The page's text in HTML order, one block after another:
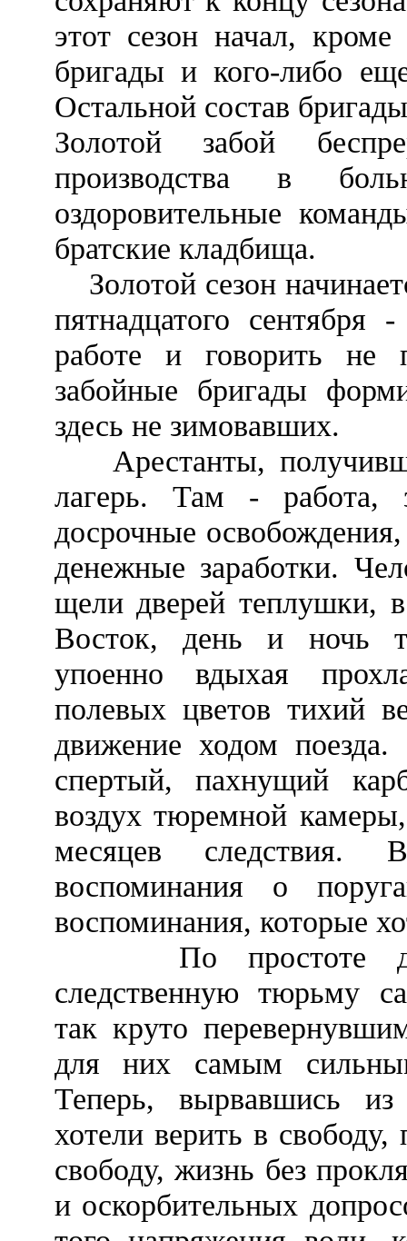
этот сезон начал, кроме
бригады и кого-либо
Остальной состав
Золотой забой
производства в
оздоровительные
братские кладбища.
Золотой сезон
пятнадцатого
работе и говорить не
забойные бригады
здесь не зимовавших.
Арестанты,
лагерь. Там - работа,
досрочные
денежные заработки.
щели дверей теплушки,
Восток, день и ночь
упоенно вдыхая
полевых цветов тихий
движение ходом
спертый, пахнущий
воздух тюремной
месяцев следствия.
воспоминания о
воспоминания, которые
По простоте
следственную тюрьму
так круто
для них самым
Теперь, вырвавшись
хотели верить в
свободу, жизнь без
и оскорбительных